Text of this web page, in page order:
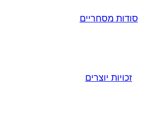
סודות מסחריים
זכויות יוצרים